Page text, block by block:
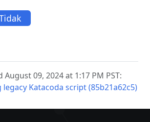
09, 2024 at 1:17 PM PST:
Katacoda script (85b21a62c5)